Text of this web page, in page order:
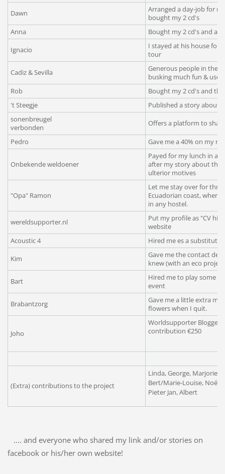
Dawn
Arranged a day-job for
bought my 2 cd's
Anna
Bought my 2 cd's and a
Ignacio
I stayed at his house for
tour
Cadiz & Sevilla
Generous people in the
busking much fun &
Rob
Bought my 2 cd's and
't Steegje
Published a story about
sonenbreugel
verbonden
Offers a platform to
Pedro Gave me a 40% on my
Onbekende weldoener
Payed for my lunch in a
after my story about the
ulterior motives
"Opa" Ramon
Let me stay over for
Ecuadorian coast, when
in any hostel.
wereldsupporter.nl
Put my profile as "CV
website
Acoustic 4
Hired me es a substitute
Kim
Gave me the contact
knew (with an eco
Bart
Hired me to play some
event
Brabantzorg
Gave me a little extra
flowers when I quit.
Joho
Worldsupporter Blogger
contribution €250
(Extra) contributions to the project
Linda, George, Marjorie,
Bert/Marie-Louise,
Pieter Jan, Albert
.... and everyone who shared my link and/or stories on
facebook or his/her own website!